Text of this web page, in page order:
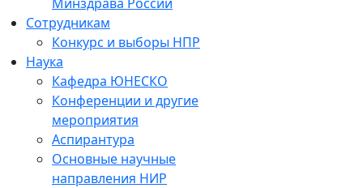
Сотрудникам
Конкурс и выборы НПР
Наука
Кафедра ЮНЕСКО
Конференции и другие
мероприятия
Аспирантура
Основные научные
направления НИР